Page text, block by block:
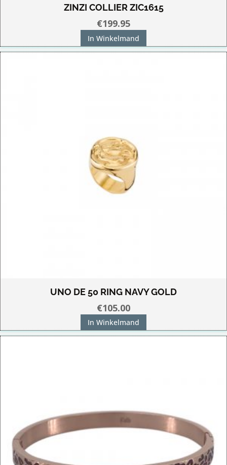
ZINZI COLLIER ZIC1615
€199.95
In Winkelmand
UNO DE 50 RING NAVY GOLD
€105.00
In Winkelmand